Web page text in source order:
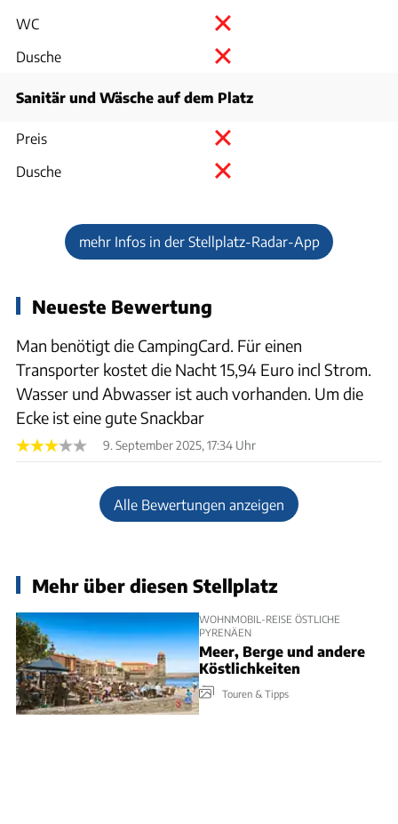
WC
Dusche
Sanitär und Wäsche auf dem Platz
Preis
Dusche
mehr Infos in der Stellplatz-Radar-App
Neueste Bewertung
Man benötigt die CampingCard. Für einen
Transporter kostet die Nacht 15,94 Euro incl Strom.
Wasser und Abwasser ist auch vorhanden. Um die
Ecke ist eine gute Snackbar
9. September 2025, 17:34 Uhr
Alle Bewertungen anzeigen
Mehr über diesen Stellplatz
WOHNMOBIL-REISE ÖSTLICHE
PYRENÄEN
Meer, Berge und andere
Köstlichkeiten
Touren & Tipps